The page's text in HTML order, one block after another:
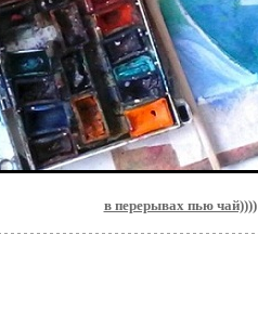
в перерывах пью чай))))